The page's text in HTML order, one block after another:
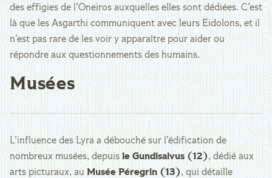
des effigies de l’Oneiros auxquelles elles sont dédiées. C’est
là que les Asgarthi communiquent avec leurs Eidolons, et il
n’est pas rare de les voir y apparaître pour aider ou
répondre aux questionnements des humains.
Musées
L’influence des Lyra a débouché sur l’édification de
nombreux musées, depuis le Gundisalvus (12), dédié aux
arts picturaux, auMusée Péregrin (13), qui détaille